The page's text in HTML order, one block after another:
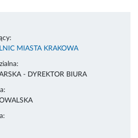
MIASTA KRAKOWA
- DYREKTOR BIURA